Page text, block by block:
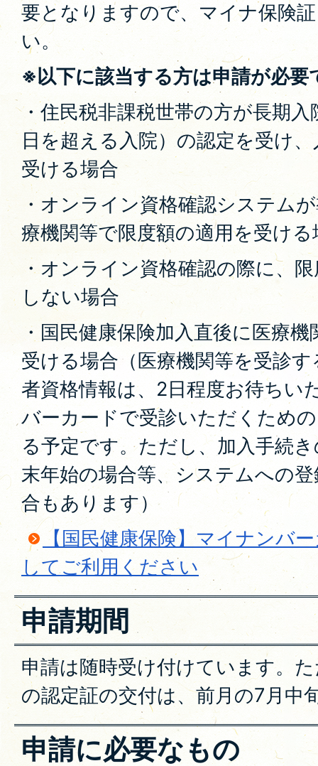
要となりますので、マイナ保険
い。
※以下に該当する方は申請が必要
・住民税非課税世帯の方が長期
日を超える入院）の認定を受け
受ける場合
・オンライン資格確認システム
療機関等で限度額の適用を受ける
・オンライン資格確認の際に、
しない場合
・国民健康保険加入直後に医療
受ける場合（医療機関等を受診
者資格情報は、2日程度お待ちい
バーカードで受診いただくため
る予定です。ただし、加入手続
末年始の場合等、システムへの
合もあります）
【国民健康保険】マイナンバ
してご利用ください
申請期間
申請は随時受け付けています。
の認定証の交付は、前月の7月中
申請に必要なもの